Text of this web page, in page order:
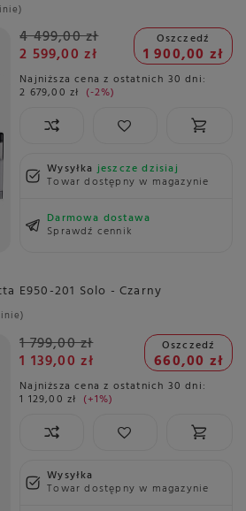
4 499,00 zł
2 599,00 zł
Oszczedź
1 900,00 zł
Najniższa cena z ostatnich 30 dni:
2 679,00 zł -2%
Wysyłkajeszcze dzisiaj
Towar dostępny w magazynie
Darmowa dostawa
Sprawdź cennik
E950-201 Solo - Czarny
1 799,00 zł
1 139,00 zł
Oszczedź
660,00 zł
Najniższa cena z ostatnich 30 dni:
1 129,00 zł +1%
Wysyłka
Towar dostępny w magazynie